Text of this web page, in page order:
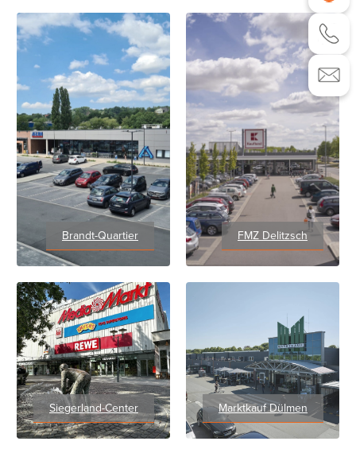
Brandt-Quartier FMZ Delitzsch
Siegerland-Center Marktkauf Dülmen